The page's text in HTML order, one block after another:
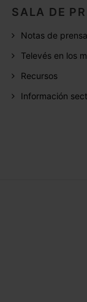
SALA DE
Notas de prensa
Televés en los
Recursos
Información